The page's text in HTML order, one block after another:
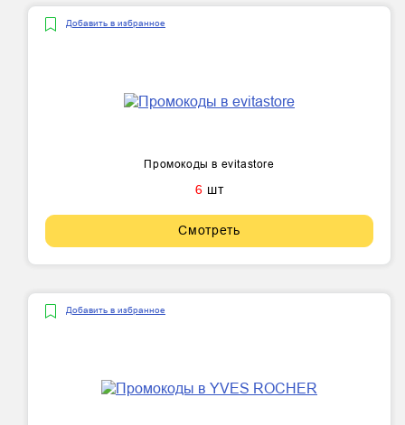
Добавить в избранное
Промокоды в evitastore
6 шт
Смотреть
Добавить в избранное